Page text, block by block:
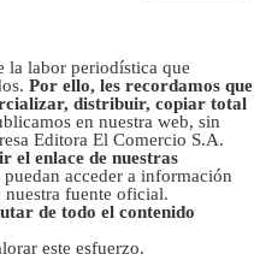
la labor periodística que
Por ello, les recordamos que
distribuir, copiar total
en nuestra web, sin
Editora El Comercio S.A.
el enlace de nuestras
puedan acceder a información
nuestra fuente oficial.
de todo el contenido
este esfuerzo.